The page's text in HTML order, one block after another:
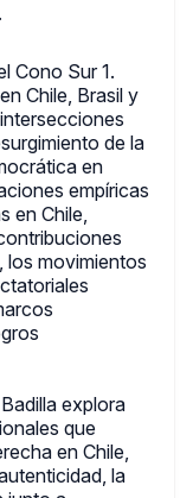
Cono Sur 1.
Chile, Brasil y
de la
en
empíricas
en Chile,
los movimientos
explora
que
en Chile,
la